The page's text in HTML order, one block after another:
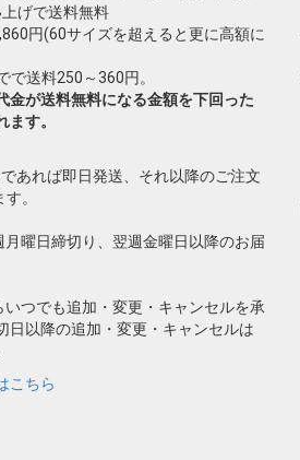
げで送料無料
円(60サイズを超えると更に高額に
で送料250～360円。
金が送料無料になる金額を下回った
す。
あれば即日発送、それ以降のご注文
。
曜日締切り、翌週金曜日以降のお届
つでも追加・変更・キャンセルを承
日以降の追加・変更・キャンセルは
こちら